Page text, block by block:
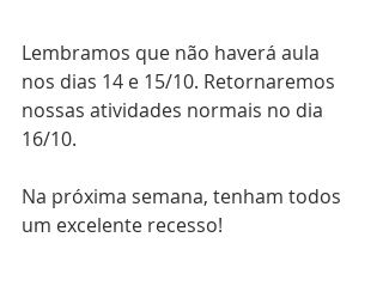
Lembramos que não haverá aula
nos dias 14 e 15/10. Retornaremos
nossas atividades normais no dia
16/10.
Na próxima semana, tenham todos
um excelente recesso!